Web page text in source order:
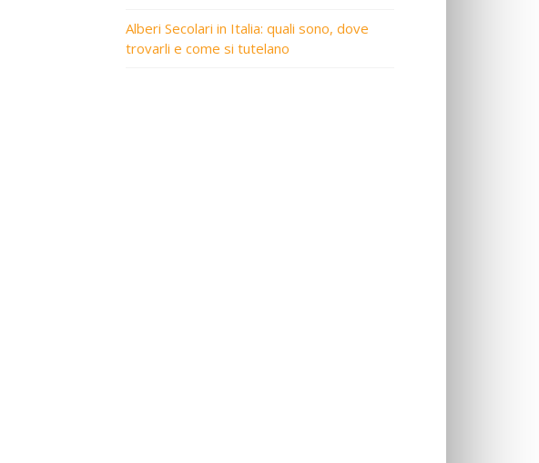
Alberi Secolari in Italia: quali sono, dove
trovarli e come si tutelano